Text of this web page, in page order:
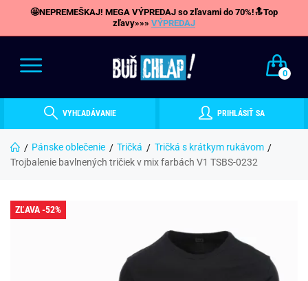
🤩NEPREMEŠKAJ! MEGA VÝPREDAJ so zľavami do 70%!🔝Top
zľavy»»» VÝPREDAJ
0
VYHĽADÁVANIE PRIHLÁSIŤ SA
Pánske oblečenie Tričká
Tričká s krátkym rukávom
Trojbalenie bavlnených tričiek v mix farbách V1 TSBS-0232
ZĽAVA -52%